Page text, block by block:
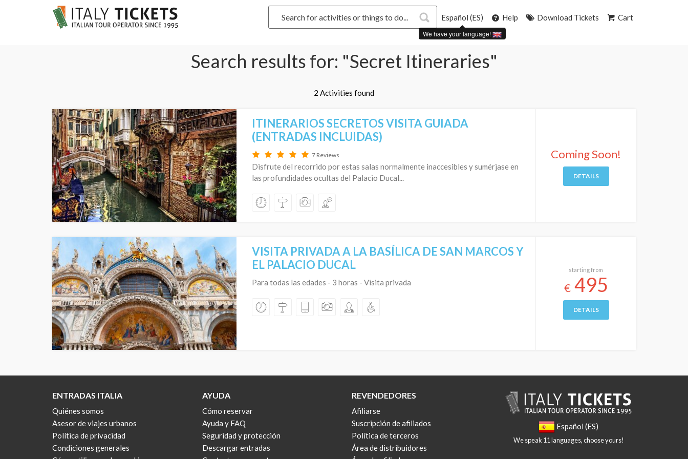
Español (ES)
We have your language!
Help Download Tickets Cart
Search results for: "Secret Itineraries"
2 Activities found
ITINERARIOS SECRETOS VISITA GUIADA
(ENTRADAS INCLUIDAS)
7 Reviews
Disfrute del recorrido por estas salas normalmente inaccesibles y sumérjase en
las profundidades ocultas del Palacio Ducal...
Coming Soon!
DETAILS
VISITA PRIVADA A LA BASÍLICA DE SAN MARCOS Y
EL PALACIO DUCAL
Para todas las edades - 3 horas - Visita privada
starting from
€495
DETAILS
ENTRADAS ITALIA
Quiénes somos
Asesor de viajes urbanos
Política de privacidad
Condiciones generales
AYUDA
Cómo reservar
Ayuda y FAQ
Seguridad y protección
Descargar entradas
REVENDEDORES
Afiliarse
Suscripción de afiliados
Política de terceros
Área de distribuidores
Español (ES)
We speak 11 languages, choose yours!